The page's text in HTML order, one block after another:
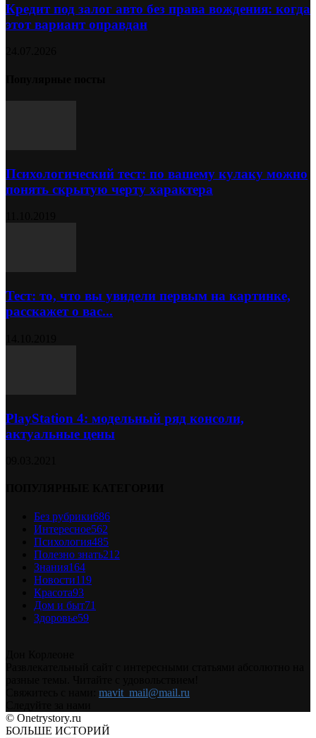
Кредит под залог авто без права вождения: когда
этот вариант оправдан
Психологический тест: по вашему кулаку можно
понять скрытую черту характера
Тест: то, что вы увидели первым на картинке,
расскажет о вас...
PlayStation 4: модельный ряд консоли,
актуальные цены
Без рубрики686
Интересное562
Психология485
Полезно знать212
Знания164
Новости119
Красота93
Дом и быт71
Здоровье59
mavit_mail@mail.ru
© Onetrystory.ru
БОЛЬШЕ ИСТОРИЙ